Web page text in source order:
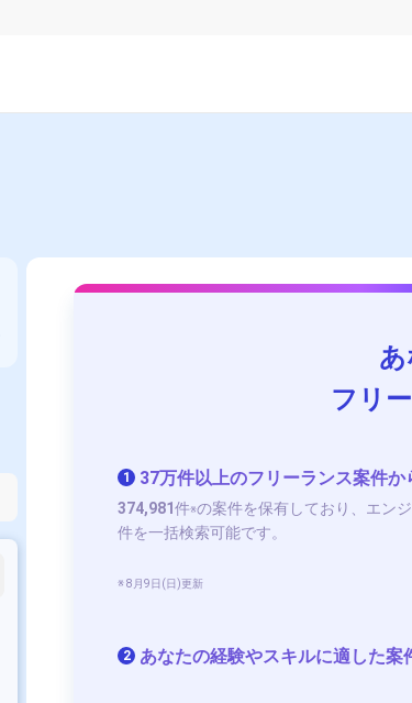
フリ
1 37万件以上のフリーランス案件か
374,981件※の案件を保有しており、エン
件を一括検索可能です。
※ 8月9日(日)更新
2 あなたの経験やスキルに適した案